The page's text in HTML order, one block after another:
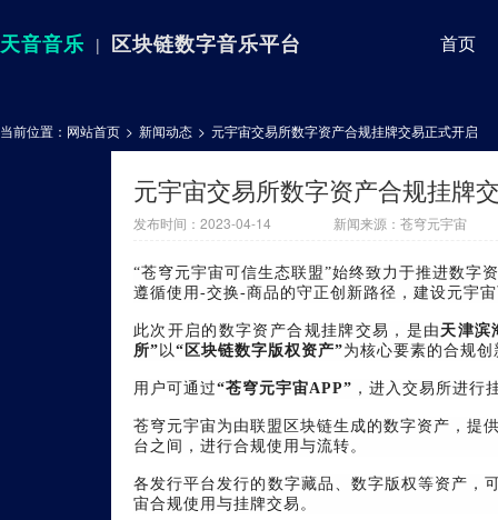
天音音乐 | 区块链数字音乐平台 首页
当前位置： 网站首页 > 新闻动态 > 元宇宙交易所数字资产合规挂牌交易正式开启
元宇宙交易所数字资产合规挂牌
发布时间：2023-04-14 新闻来源： 苍穹元宇宙
“苍穹元宇宙可信生态联盟”始终致力于推进数字
遵循使用-交换-商品的守正创新路径，建设元宇
此次开启的数字资产合规挂牌交易，是由 天津滨
所” 以“区块链数字版权资产”为核心要素的合规
用户可通过“苍穹元宇宙APP” ，进入交易所进行
苍穹元宇宙为由联盟区块链生成的数字资产，提
台之间，进行合规使用与流转。
各发行平台发行的数字藏品、数字版权等资产，
宙合规使用与挂牌交易。